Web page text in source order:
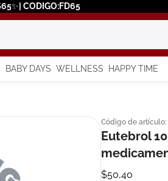
CODIGO:FD65
BABY DAYS WELLNESS HAPPY TIME
Código de artículo:
Eutebrol
$50,40